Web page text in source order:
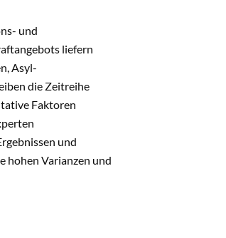
und
liefern
Asyl-
die Zeitreihe
Faktoren
und
hohen Varianzen und